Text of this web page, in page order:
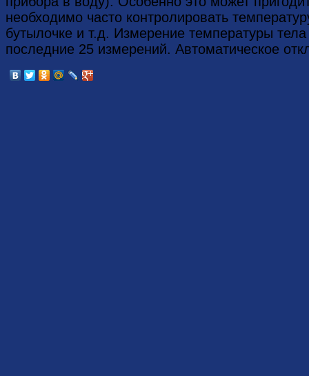
необходимо часто контролировать
бутылочке и т.д. Измерение температуры
последние 25 измерений. Автоматическое